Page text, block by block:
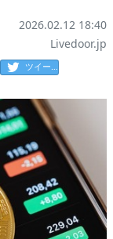
2026.02.12 18:40
Livedoor.jp
ツイート